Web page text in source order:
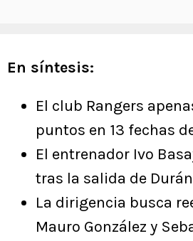
En síntesis:
El club Rangers
puntos en 13 fechas
El entrenador Ivo
tras la salida de Durán
La dirigencia busca
Mauro González y